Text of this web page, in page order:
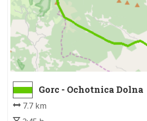
Gorc - Ochotnica Dolna
7.7 km